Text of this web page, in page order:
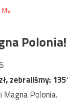
Polonia!
zł, zebraliśmy:
Polonia.